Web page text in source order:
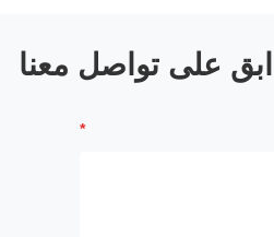
ابق على تواصل معنا